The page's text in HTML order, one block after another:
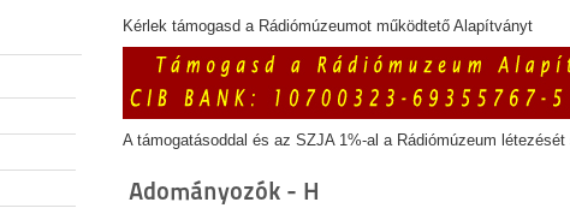
Kérlek támogasd a Rádiómúzeumot működtető Alapítványt
A támogatásoddal és az SZJA 1%-al a Rádiómúzeum
Adományozók - H